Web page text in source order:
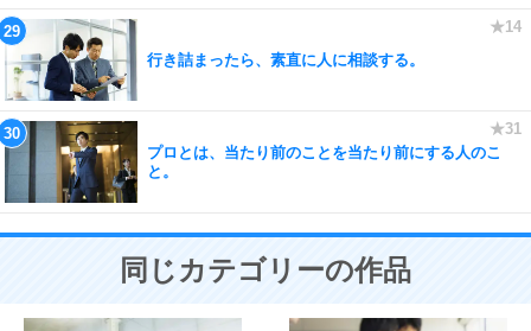
行き詰まったら、素直に人に相談する。
プロとは、当たり前のことを当たり前にする人のこ
と。
同じカテゴリーの作品